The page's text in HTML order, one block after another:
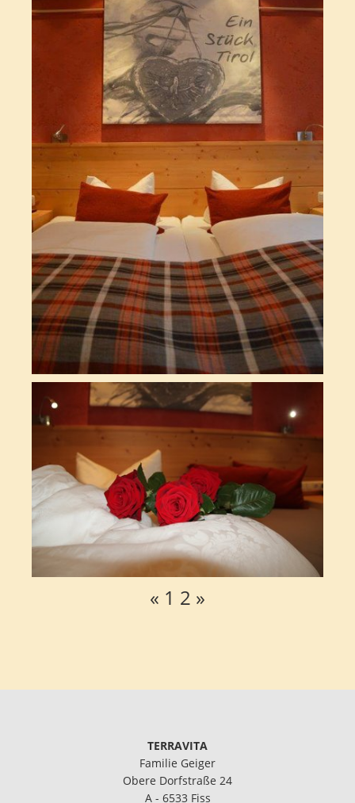
« 1 2 »
TERRAVITA
Familie Geiger
Obere Dorfstraße 24
A - 6533 Fiss